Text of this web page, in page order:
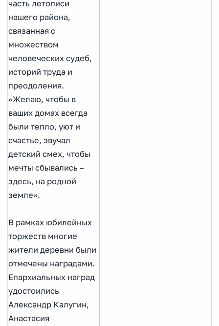
часть летописи
нашего района,
связанная с
множеством
человеческих судеб,
историй труда и
преодоления.
«Желаю, чтобы в
ваших домах всегда
были тепло, уют и
счастье, звучал
детский смех, чтобы
мечты сбывались –
здесь, на родной
земле».
В рамках юбилейных
торжеств многие
жители деревни были
отмечены наградами.
Епархиальных наград
удостоились
Александр Калугин,
Анастасия